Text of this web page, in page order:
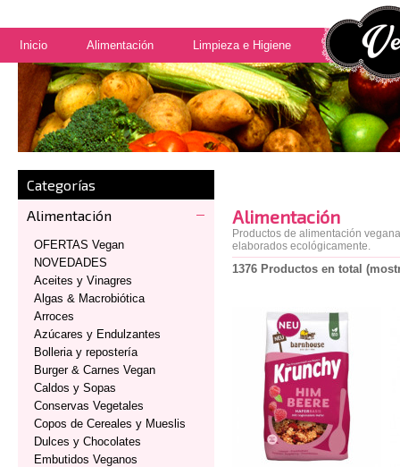
Inicio Alimentación Limpieza e Higiene
Categorías
Alimentación
OFERTAS Vegan
NOVEDADES
Aceites y Vinagres
Algas & Macrobiótica
Arroces
Azúcares y Endulzantes
Bolleria y repostería
Burger & Carnes Vegan
Caldos y Sopas
Conservas Vegetales
Copos de Cereales y Mueslis
Dulces y Chocolates
Embutidos Veganos
Alimentación
Productos de alimentación
elaborados ecológicamente.
1376 Productos en total